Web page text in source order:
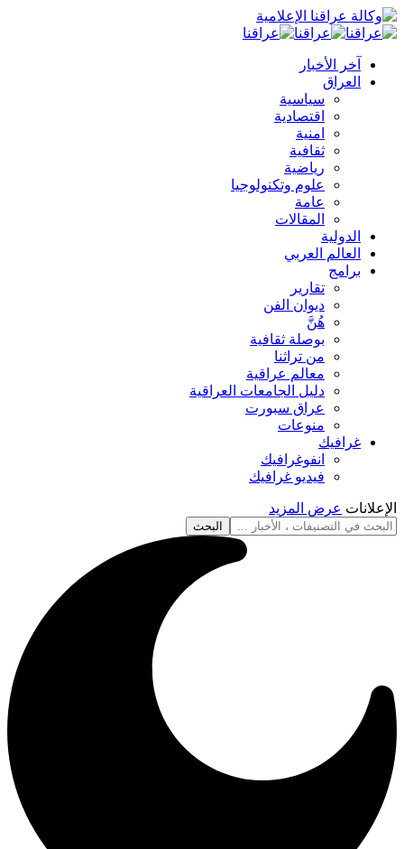
آخر الأخبار
العراق
سياسية
اقتصادية
امنية
ثقافية
رياضية
علوم وتكنولوجيا
عامة
المقالات
الدولية
العالم العربي
برامج
تقارير
ديوان الفن
هُنَّ
بوصلة ثقافية
من تراثنا
معالم عراقية
دليل الجامعات العراقية
عراق سبورت
منوعات
غرافيك
انفوغرافيك
فيديو غرافيك
الإعلانات عرض المزيد